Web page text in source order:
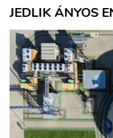
JEDLIK ÁNYOS